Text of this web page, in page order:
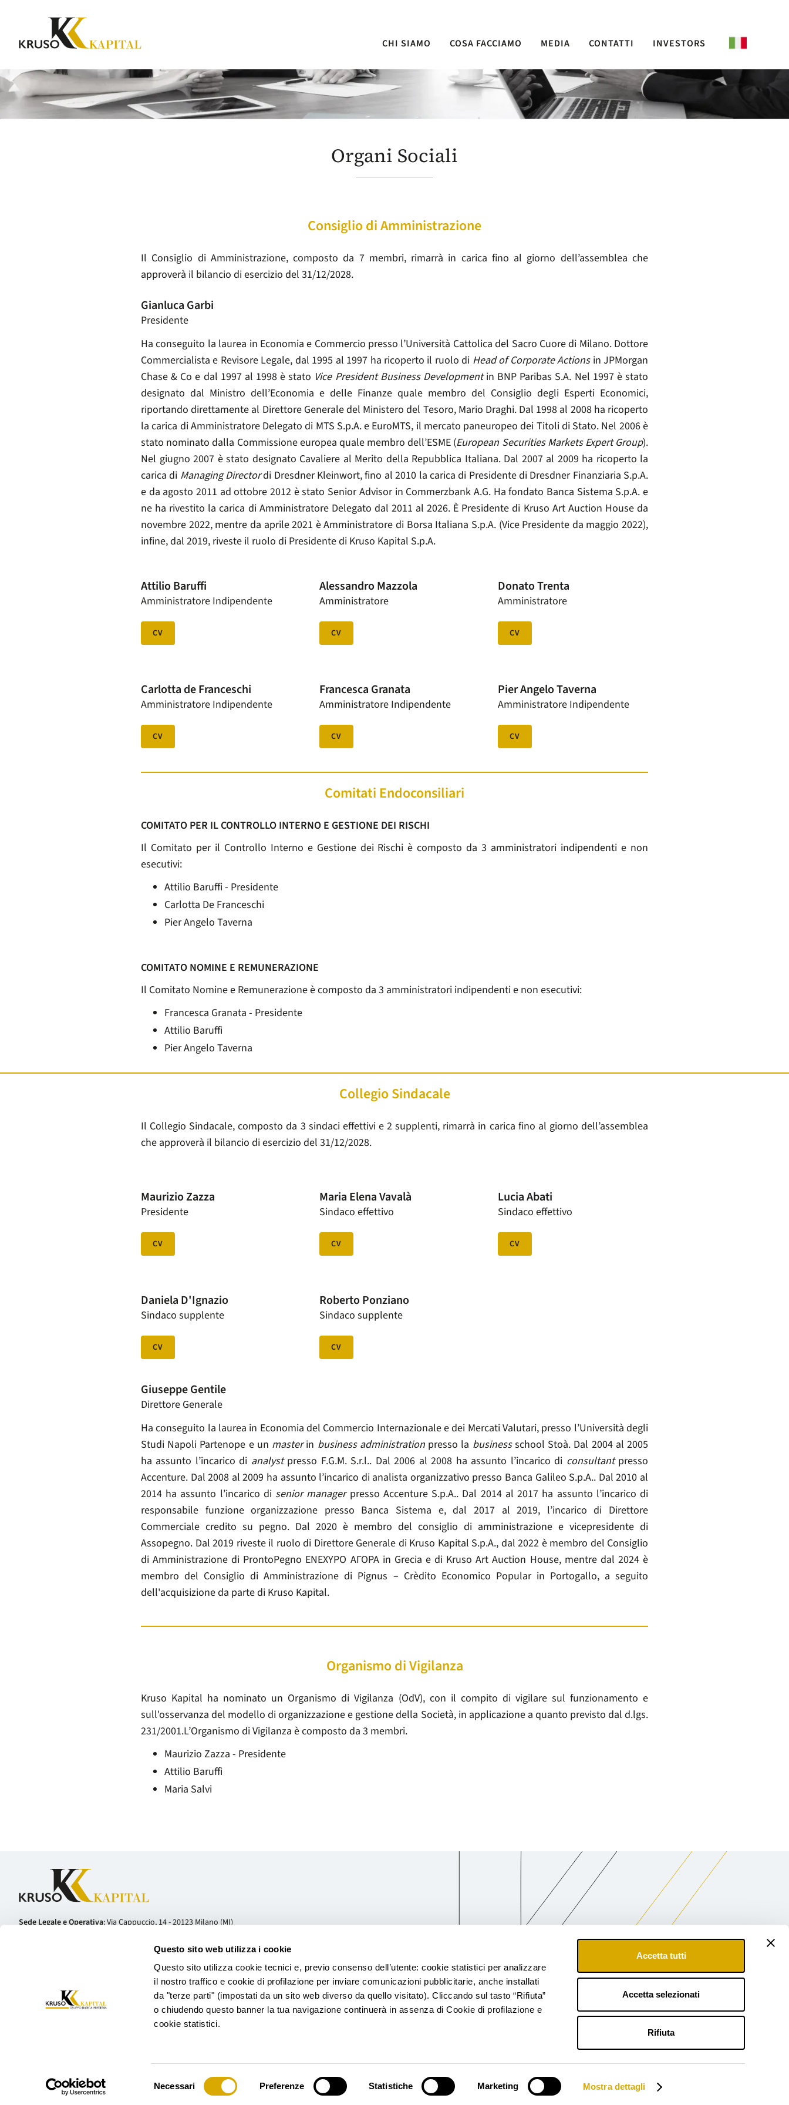
Questo sito web utilizza i cookie
Questo sito utilizza cookie tecnici e, previo consenso dell’utente: cookie statistici per analizzare
il nostro traffico e cookie di profilazione per inviare comunicazioni pubblicitarie, anche installati
da "terze parti" (impostati da un sito web diverso da quello visitato). Cliccando sul tasto “Rifiuta”
o chiudendo questo banner la tua navigazione continuerà in assenza di Cookie di profilazione e
cookie statistici.
Necessari Preferenze Statistiche Marketing Mostra dettagli
Accetta tutti
Accetta selezionati
Rifiuta
CHI SIAMO COSA FACCIAMO MEDIA CONTATTI INVESTORS
Organi Sociali
Consiglio di Amministrazione
Il Consiglio di Amministrazione, composto da 7 membri, rimarrà in carica fino al giorno dell’assemblea che
approverà il bilancio di esercizio del 31/12/2028.
Gianluca Garbi
Presidente
Ha conseguito la laurea in Economia e Commercio presso l’Università Cattolica del Sacro Cuore di Milano. Dottore
Commercialista e Revisore Legale, dal 1995 al 1997 ha ricoperto il ruolo di Head of Corporate Actionsin JPMorgan
Chase & Co e dal 1997 al 1998 è stato Vice President Business Developmentin BNP Paribas S.A. Nel 1997 è stato
designato dal Ministro dell’Economia e delle Finanze quale membro del Consiglio degli Esperti Economici,
riportando direttamente al Direttore Generale del Ministero del Tesoro, Mario Draghi. Dal 1998 al 2008 ha ricoperto
la carica di Amministratore Delegato di MTS S.p.A. e EuroMTS, il mercato paneuropeo dei Titoli di Stato. Nel 2006 è
stato nominato dalla Commissione europea quale membro dell’ESME (European Securities Markets Expert Group).
Nel giugno 2007 è stato designato Cavaliere al Merito della Repubblica Italiana. Dal 2007 al 2009 ha ricoperto la
carica di Managing Directordi Dresdner Kleinwort, fino al 2010 la carica di Presidente di Dresdner Finanziaria S.p.A.
e da agosto 2011 ad ottobre 2012 è stato Senior Advisor in Commerzbank A.G. Ha fondato Banca Sistema S.p.A. e
ne ha rivestito la carica di Amministratore Delegato dal 2011 al 2026. È Presidente di Kruso Art Auction House da
novembre 2022, mentre da aprile 2021 è Amministratore di Borsa Italiana S.p.A. (Vice Presidente da maggio 2022),
infine, dal 2019, riveste il ruolo di Presidente di Kruso Kapital S.p.A.
Attilio Baruffi
Amministratore Indipendente
CV
Alessandro Mazzola
Amministratore
CV
Donato Trenta
Amministratore
CV
Carlotta de Franceschi
Amministratore Indipendente
CV
Francesca Granata
Amministratore Indipendente
CV
Pier Angelo Taverna
Amministratore Indipendente
CV
Comitati Endoconsiliari
COMITATO PER IL CONTROLLO INTERNO E GESTIONE DEI RISCHI
Il Comitato per il Controllo Interno e Gestione dei Rischi è composto da 3 amministratori indipendenti e non
esecutivi:
Attilio Baruffi - Presidente
Carlotta De Franceschi
Pier Angelo Taverna
COMITATO NOMINE E REMUNERAZIONE
Il Comitato Nomine e Remunerazione è composto da 3 amministratori indipendenti e non esecutivi:
Francesca Granata - Presidente
Attilio Baruffi
Pier Angelo Taverna
Collegio Sindacale
Il Collegio Sindacale, composto da 3 sindaci effettivi e 2 supplenti, rimarrà in carica fino al giorno dell’assemblea
che approverà il bilancio di esercizio del 31/12/2028.
Maurizio Zazza
Presidente
CV
Maria Elena Vavalà
Sindaco effettivo
CV
Lucia Abati
Sindaco effettivo
CV
Daniela D'Ignazio
Sindaco supplente
CV
Roberto Ponziano
Sindaco supplente
CV
Giuseppe Gentile
Direttore Generale
Ha conseguito la laurea in Economia del Commercio Internazionale e dei Mercati Valutari, presso l’Università degli
Studi Napoli Partenope e un masterin business administrationpresso la businessschool Stoà. Dal 2004 al 2005
ha assunto l’incarico di analystpresso F.G.M. S.r.l.. Dal 2006 al 2008 ha assunto l’incarico di consultantpresso
Accenture. Dal 2008 al 2009 ha assunto l’incarico di analista organizzativo presso Banca Galileo S.p.A.. Dal 2010 al
2014 ha assunto l’incarico di senior managerpresso Accenture S.p.A.. Dal 2014 al 2017 ha assunto l’incarico di
responsabile funzione organizzazione presso Banca Sistema e, dal 2017 al 2019, l’incarico di Direttore
Commerciale credito su pegno. Dal 2020 è membro del consiglio di amministrazione e vicepresidente di
Assopegno. Dal 2019 riveste il ruolo di Direttore Generale di Kruso Kapital S.p.A., dal 2022 è membro del Consiglio
di Amministrazione di ProntoPegno ΕΝΕΧΥΡΟ ΑΓΟΡΑ in Grecia e di Kruso Art Auction House, mentre dal 2024 è
membro del Consiglio di Amministrazione di Pignus – Crèdito Economico Popular in Portogallo, a seguito
dell'acquisizione da parte di Kruso Kapital.
Organismo di Vigilanza
Kruso Kapital ha nominato un Organismo di Vigilanza (OdV), con il compito di vigilare sul funzionamento e
sull'osservanza del modello di organizzazione e gestione della Società, in applicazione a quanto previsto dal d.lgs.
231/2001.L’Organismo di Vigilanza è composto da 3 membri.
Maurizio Zazza - Presidente
Attilio Baruffi
Maria Salvi
Sede Legale e Operativa: Via Cappuccio, 14 - 20123 Milano (MI)
Codice Fiscale e Partita IVA: 10753220960 | Capitale sociale: € 24.609.593 i.v.
Kruso Kapital S.p.A. è iscritta all’albo degli Intermediari Finanziari ex Art. 106 TUB n. 19493
Trasparenza Informativa Antiriciclaggio Informativa Privacy Informativa Cookie Whistleblowing Reclami Note Legali Modello 231